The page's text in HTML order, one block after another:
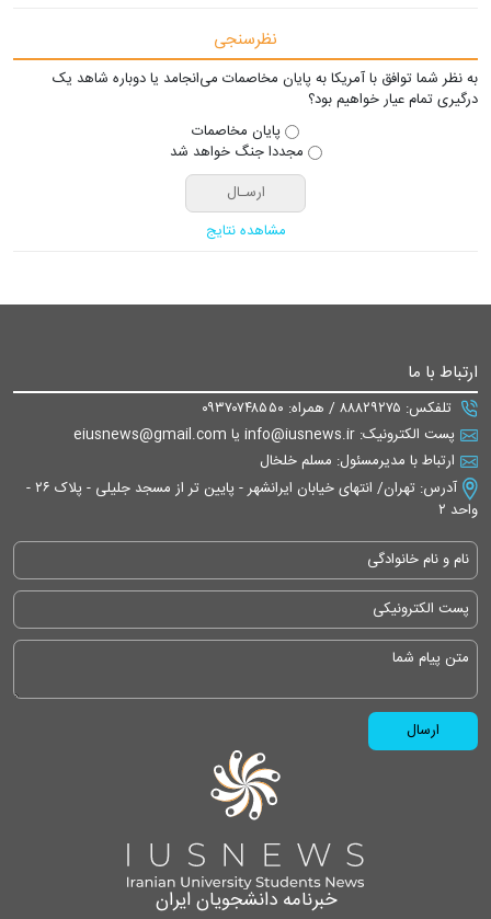
نظرسنجی
به نظر شما توافق با آمریکا به پایان مخاصمات می‌انجامد یا دوباره شاهد یک
درگیری تمام عیار خواهیم بود؟
پایان مخاصمات
مجددا جنگ خواهد شد
مشاهده نتایج
ارتباط با ما
تلفکس: ۸۸۸۲۹۲۷۵ / همراه: ۰۹۳۷۰۷۴۸۵۵۰
پست الکترونیک: info@iusnews.ir یا eiusnews@gmail.com
ارتباط با مدیرمسئول: مسلم خلخال
آدرس: تهران/ انتهای خیابان ایرانشهر - پایین تر از مسجد جلیلی - پلاک ۲۶ -
واحد ۲
خبرنامه دانشجویان ایران